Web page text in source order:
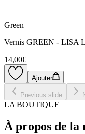
Green
Vernis GREEN - LISA
14,00€
Ajouter
Previous slide
LA BOUTIQUE
À propos de